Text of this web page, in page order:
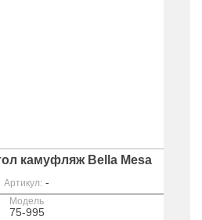
камуфляж Bella Mesa
Артикул: -
Модель
75-995